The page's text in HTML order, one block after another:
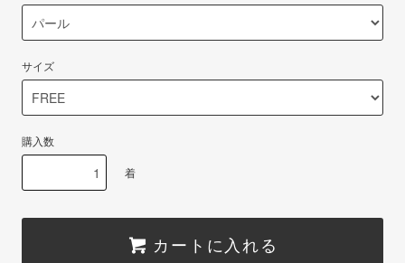
サイズ
購入数
着
カートに入れる